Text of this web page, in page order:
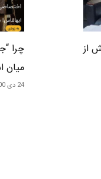
از
چرا
میان
24 دی 1400